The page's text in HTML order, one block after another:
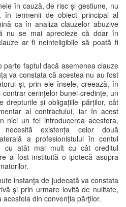
în cauză, de risc și gestiune, nu
în termenii de obiect principal al
ca în analiza clauzelor abuzive
nu se mai aprecieze că doar în
ar fi neinteligibile să poată fi
parte faptul dacă asemenea clauze
va constata că acestea nu au fost
și, prin ele însele, creează, în
cerințelor bunei-credințe, un
drepturile și obligațiile părților, cât
al contractului, iar în acest
nici un fel introducerea acestora,
necesită existența celor două
a profesionistului în contul
cu atât mai mult cu cât creditul
a fost instituită o ipotecă asupra
instanţa de judecată va constata
şi prin urmare lovită de nulitate,
din convenţia părţilor.